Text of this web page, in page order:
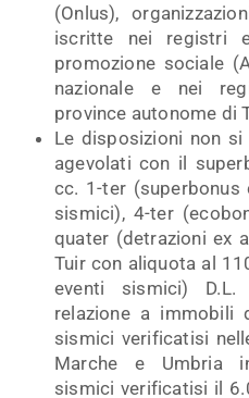
(Onlus),
iscritte nei registri
promozione sociale
nazionale e nei
province autonome di
Le disposizioni non
agevolati con il
cc. 1-ter
sismici), 4-ter
quater (detrazioni ex
Tuir con aliquota al
eventi sismici)
relazione a immobili
sismici verificatisi
Marche e Umbria
sismici verificatisi il